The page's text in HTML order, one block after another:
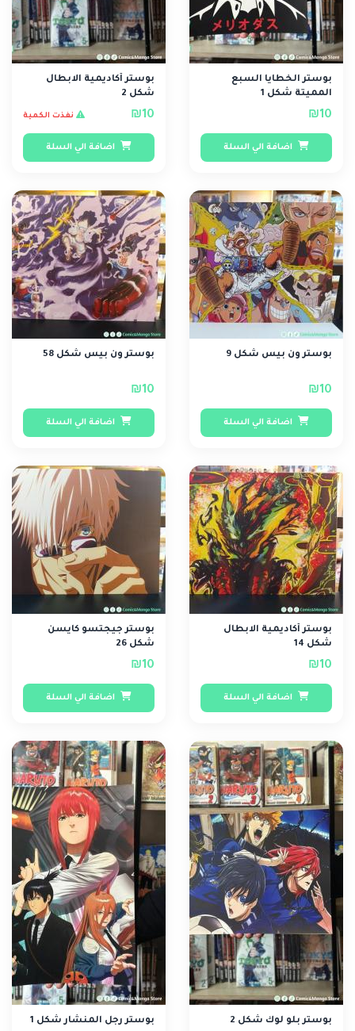
بوستر الخطايا السبع
المميتة شكل 1
₪10
اضافة الي السلة
بوستر أكاديمية الابطال
شكل 2
₪10 نفذت الكمية
اضافة الي السلة
بوستر ون بيس شكل 9
₪10
اضافة الي السلة
بوستر ون بيس شكل 58
₪10
اضافة الي السلة
بوستر أكاديمية الابطال
شكل 14
₪10
اضافة الي السلة
بوستر جيجتسو كايسن
شكل 26
₪10
اضافة الي السلة
بوستر بلو لوك شكل 2 بوستر رجل المنشار شكل 1